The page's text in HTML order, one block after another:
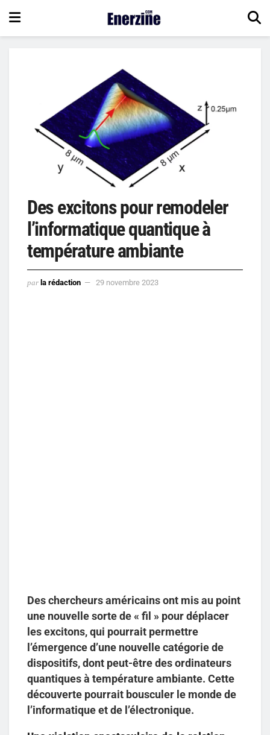
Des excitons pour remodeler
l’informatique quantique à
température ambiante
par la rédaction 29 novembre 2023
Des chercheurs américains ont mis au point
une nouvelle sorte de « fil » pour déplacer
les excitons, qui pourrait permettre
l’émergence d’une nouvelle catégorie de
dispositifs, dont peut-être des ordinateurs
quantiques à température ambiante. Cette
découverte pourrait bousculer le monde de
l’informatique et de l’électronique.